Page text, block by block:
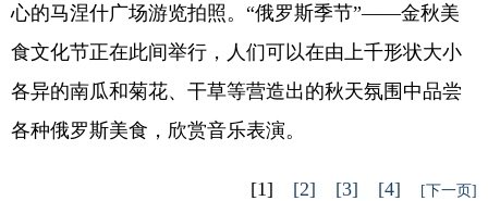
心的马涅什广场游览拍照。“俄罗斯季节”——金秋美
食文化节正在此间举行，人们可以在由上千形状大小
各异的南瓜和菊花、干草等营造出的秋天氛围中品尝
各种俄罗斯美食，欣赏音乐表演。
[1] [2] [3] [4] [下一页]